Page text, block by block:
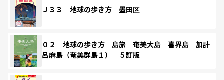
Ｊ３３ 地球の歩き方 墨田区
０２ 地球の歩き方 島旅 奄美大島 喜界島 加計
呂麻島（奄美群島１） ５訂版